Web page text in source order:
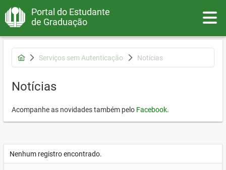
Portal do Estudante
de Graduação
Serviços sem Autenticação Notícias
Notícias
Acompanhe as novidades também pelo Facebook.
Nenhum registro encontrado.